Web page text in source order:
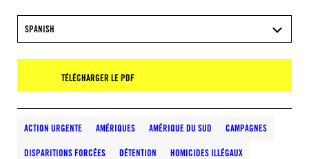
SPANISH
TÉLÉCHARGER LE PDF
ACTION URGENTE AMÉRIQUES AMÉRIQUE DU SUD CAMPAGNES
DISPARITIONS FORCÉES DÉTENTION HOMICIDES ILLÉGAUX